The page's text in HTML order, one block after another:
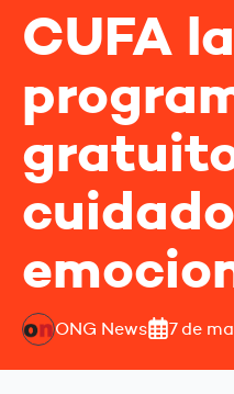
CUFA
cuidado
ONG News 7 de